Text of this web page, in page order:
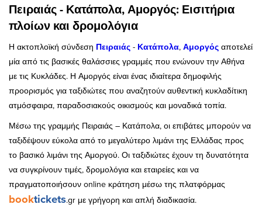
Πειραιάς - Κατάπολα, Αμοργός: Εισιτήρια
πλοίων και δρομολόγια
Η ακτοπλοϊκή σύνδεση Πειραιάς - Κατάπολα, Αμοργός αποτελεί
μία από τις βασικές θαλάσσιες γραμμές που ενώνουν την Αθήνα
με τις Κυκλάδες. Η Αμοργός είναι ένας ιδιαίτερα δημοφιλής
προορισμός για ταξιδιώτες που αναζητούν αυθεντική κυκλαδίτικη
ατμόσφαιρα, παραδοσιακούς οικισμούς και μοναδικά τοπία.
Μέσω της γραμμής Πειραιάς – Κατάπολα, οι επιβάτες μπορούν να
ταξιδέψουν εύκολα από το μεγαλύτερο λιμάνι της Ελλάδας προς
το βασικό λιμάνι της Αμοργού. Οι ταξιδιώτες έχουν τη δυνατότητα
να συγκρίνουν τιμές, δρομολόγια και εταιρείες και να
πραγματοποιήσουν online κράτηση μέσω της πλατφόρμας
booktickets.gr με γρήγορη και απλή διαδικασία.